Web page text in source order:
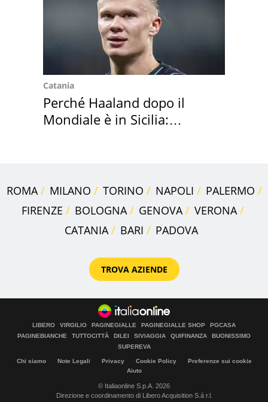
Catania
Perché Haaland dopo il
Mondiale è in Sicilia:
ROMA MILANO TORINO NAPOLI
PALERMO
FIRENZE
BOLOGNA GENOVA
VERONA
CATANIA
BARI PADOVA
TROVA AZIENDE
LIBERO VIRGILIO PAGINEGIALLE PAGINEGIALLE SHOP
PGCASA
PAGINEBIANCHE
TUTTOCITTÀ DILEI SIVIAGGIA QUIFINANZA
BUONISSIMO
SUPEREVA
Chi siamo Note Legali Privacy Cookie Policy
Preferenze sui cookie
Aiuto
© Italiaonline S.p.A. 2026
Direzione e coordinamento di Libero Acquisition S.á r.l.